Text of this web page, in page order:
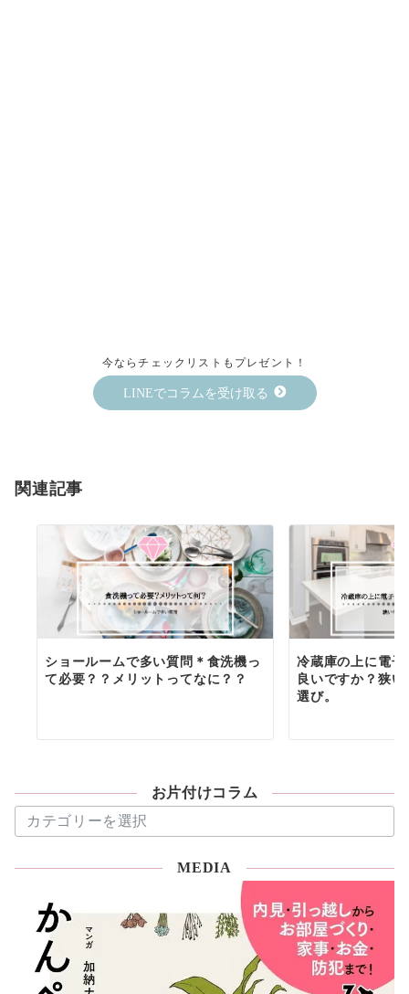
今ならチェックリストもプレゼント！
LINEでコラムを受け取る
関連記事
ショールームで多い質問＊食洗機っ
て必要？？メリットってなに？？
冷蔵庫の上に電
良いですか？狭
選び。
お片付けコラム
片
MEDIA